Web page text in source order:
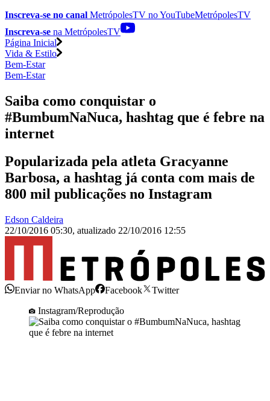
Inscreva-se no canal MetrópolesTV noYouTubeMetrópolesTV
Inscreva-se na MetrópolesTV
Página Inicial
Vida & Estilo
Bem-Estar
Bem-Estar
Saiba como conquistar o
#BumbumNaNuca, hashtag que é febre na
internet
Popularizada pela atleta Gracyanne
Barbosa, a hashtag já conta com mais de
800 mil publicações no Instagram
Edson Caldeira
22/10/2016 05:30, atualizado 22/10/2016 12:55
Enviar no WhatsApp Facebook
Twitter
Instagram/Reprodução